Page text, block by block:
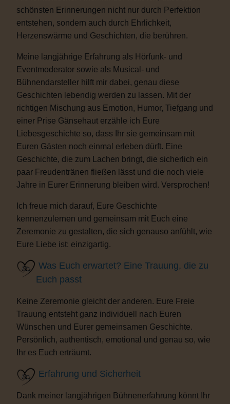
schönsten Erinnerungen nicht nur durch Perfektion
entstehen, sondern auch durch Ehrlichkeit,
Herzenswärme und Geschichten, die berühren.
Meine langjährige Erfahrung als Hörfunk- und
Eventmoderator sowie als Musical- und
Bühnendarsteller hilft mir dabei, genau diese
Geschichten lebendig werden zu lassen. Mit der
richtigen Mischung aus Emotion, Humor, Tiefgang und
einer Prise Gänsehaut erzähle ich Eure
Liebesgeschichte so, dass Ihr sie gemeinsam mit
Euren Gästen noch einmal erleben dürft. Eine
Geschichte, die zum Lachen bringt, die sicherlich ein
paar Freudentränen fließen lässt und die noch viele
Jahre in Eurer Erinnerung bleiben wird. Versprochen!
Ich freue mich darauf, Eure Geschichte
kennenzulernen und gemeinsam mit Euch eine
Zeremonie zu gestalten, die sich genauso anfühlt, wie
Eure Liebe ist: einzigartig.
Was Euch erwartet? Eine Trauung, die zu
Euch passt
Keine Zeremonie gleicht der anderen. Eure Freie
Trauung entsteht ganz individuell nach Euren
Wünschen und Eurer gemeinsamen Geschichte.
Persönlich, authentisch, emotional und genau so, wie
Ihr es Euch erträumt.
Erfahrung und Sicherheit
Dank meiner langjährigen Bühnenerfahrung könnt Ihr